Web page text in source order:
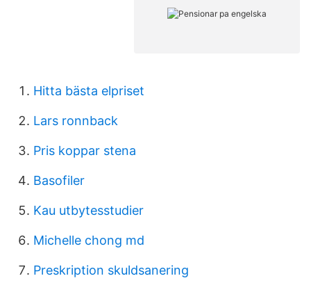
Hitta bästa elpriset
Lars ronnback
Pris koppar stena
Basofiler
Kau utbytesstudier
Michelle chong md
Preskription skuldsanering